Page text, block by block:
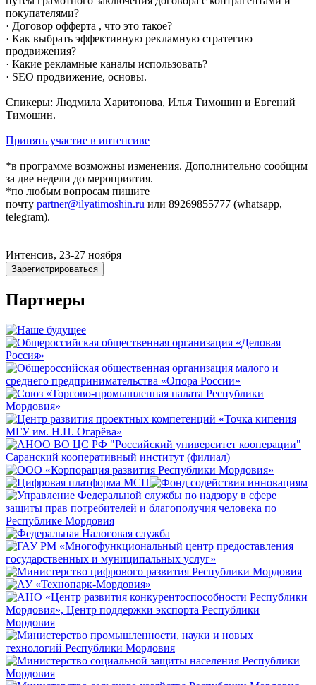
покупателями?
· Договор офферта , что это такое?
· Как выбрать эффективную рекламную стратегию
продвижения?
· Какие рекламные каналы использовать?
· SEO продвижение, основы.
Спикеры: Людмила Харитонова, Илья Тимошин и Евгений
Тимошин.
Принять участие в интенсиве
*в программе возможны изменения. Дополнительно сообщим
за две недели до мероприятия.
*по любым вопросам пишите
почту partner@ilyatimoshin.ru или 89269855777 (whatsapp,
telegram).
Интенсив, 23-27 ноября
Зарегистрироваться
Партнеры